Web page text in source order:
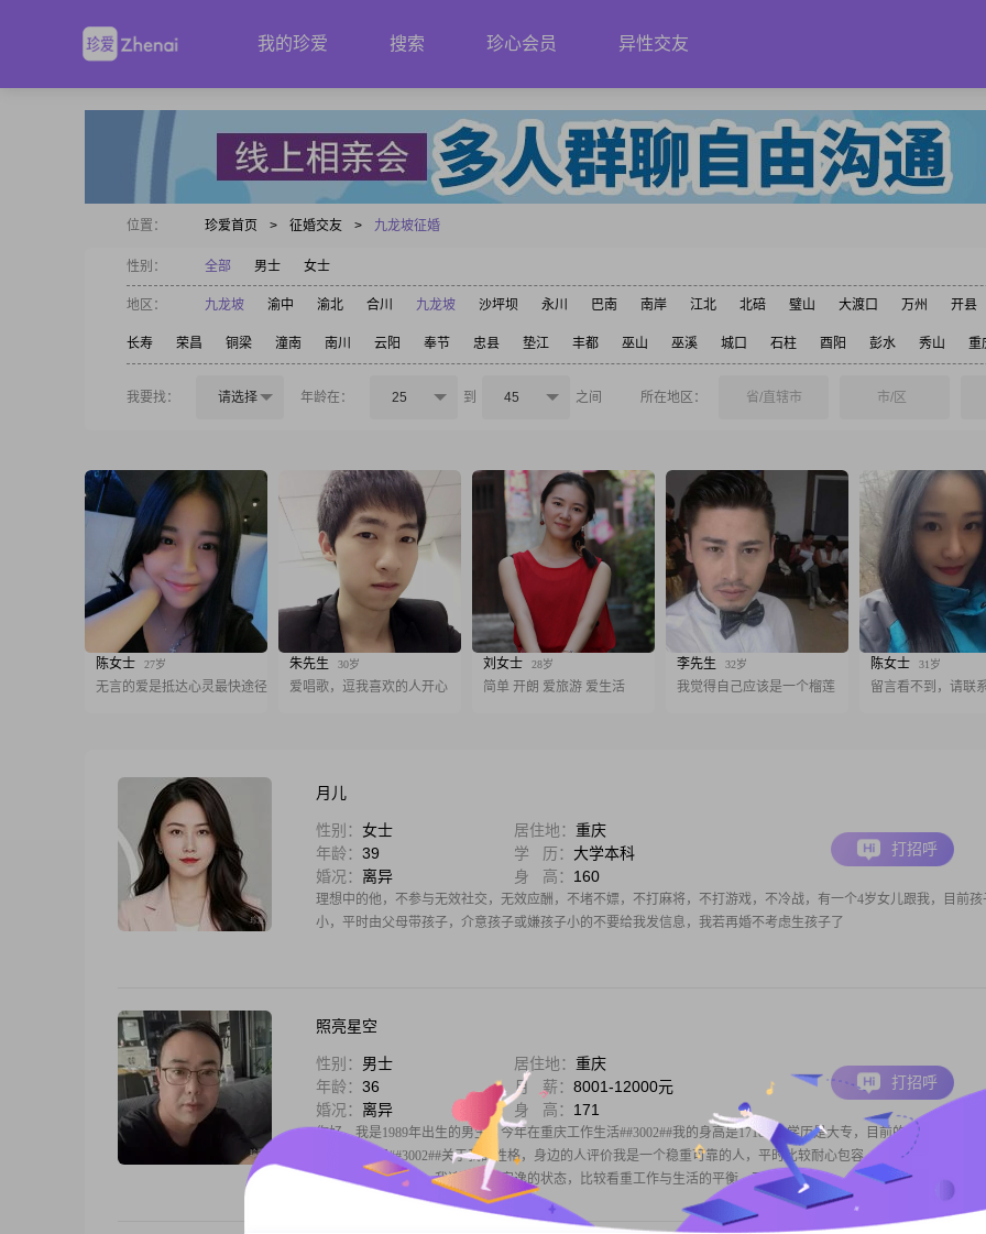
我的珍爱 搜索 珍心会员 异性交友
位置： 珍爱首页 > 征婚交友 > 九龙坡征婚
性别： 全部 男士 女士
地区： 九龙坡 渝中 渝北 合川 九龙坡 沙坪坝 永川 巴南 南岸 江北 北碚 璧山 大渡口 万州 开县
长寿 荣昌 铜梁 潼南 南川 云阳 奉节 忠县 垫江 丰都 巫山 巫溪 城口 石柱 酉阳 彭水 秀山 重
我要找： 请选择 年龄在： 25 到 45 之间 所在地区： 省/直辖市 市/区
陈女士 27岁
无言的爱是抵达心灵最快途径
朱先生 30岁
爱唱歌，逗我喜欢的人开心
刘女士 28岁
简单 开朗 爱旅游 爱生活
李先生 32岁
我觉得自己应该是一个榴莲
陈女士 31岁
留言看不到，请联
月儿
性别： 女士 居住地： 重庆
年龄： 39 学 历： 大学本科
婚况： 离异 身 高： 160
理想中的他，不参与无效社交，无效应酬，不堵不嫖，不打麻将，不打游戏，不冷战，有一个4岁女儿跟我，目前孩
小，平时由父母带孩子，介意孩子或嫌孩子小的不要给我发信息，我若再婚不考虑生孩子了
打招呼
照亮星空
性别： 男士 居住地： 重庆
年龄： 36 月 薪： 8001-12000元
婚况： 离异 身 高： 171
你好，我是1989年出生的男生，今年在重庆工作生活##3002##我的身高是171cm，学历是大专，目前的月收入在8001
12000元之间##3002##关于我的性格，身边的人评价我是一个稳重可靠的人，平时比较耐心包容，性格随和，容易相
##3002##在生活上，我追求稳定安逸的状态，比较看重工作与生活的平衡，不会把
打招呼